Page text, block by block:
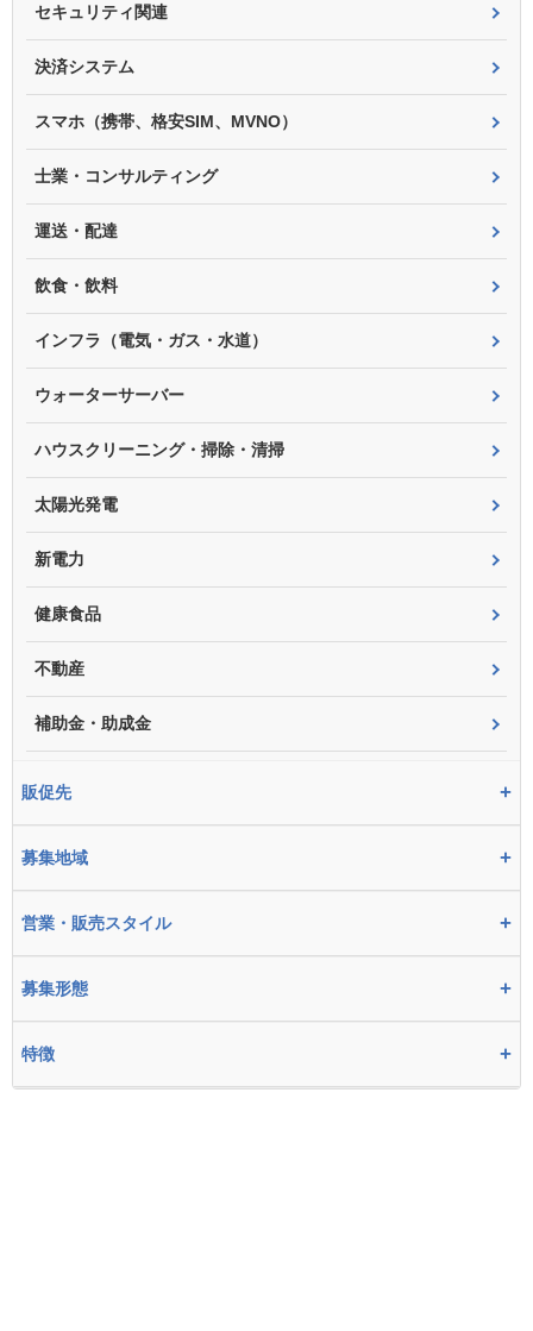
セキュリティ関連
決済システム
スマホ（携帯、格安SIM、MVNO）
士業・コンサルティング
運送・配達
飲食・飲料
インフラ（電気・ガス・水道）
ウォーターサーバー
ハウスクリーニング・掃除・清掃
太陽光発電
新電力
健康食品
不動産
補助金・助成金
販促先 +
募集地域 +
営業・販売スタイル +
募集形態 +
特徴 +